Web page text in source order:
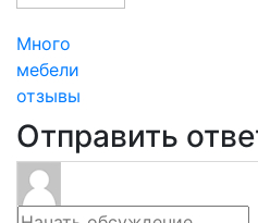
Много
мебели
отзывы
Отправить